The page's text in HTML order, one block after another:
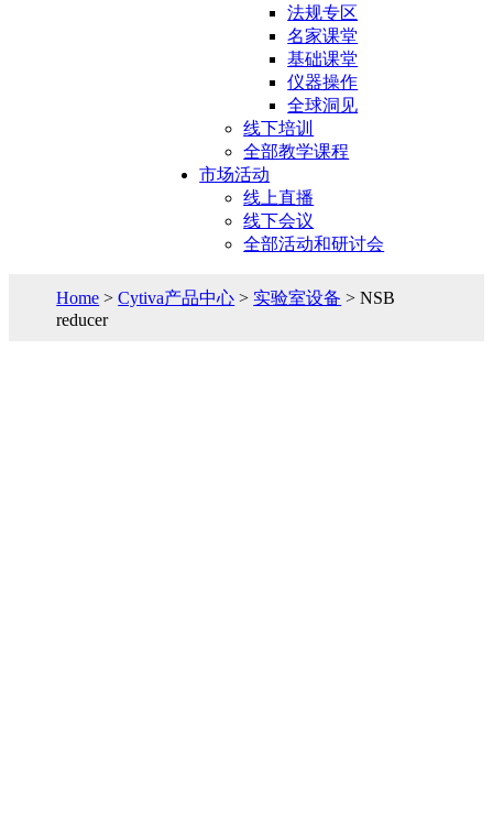
法规专区
名家课堂
基础课堂
仪器操作
全球洞见
线下培训
全部教学课程
市场活动
线上直播
线下会议
全部活动和研讨会
Home >Cytiva产品中心 > 实验室设备 > NSB
reducer